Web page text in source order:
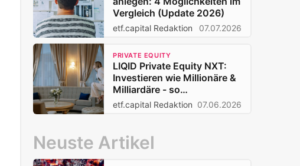
Vergleich (Update 2026)
etf.capital Redaktion 07.07.2026
PRIVATE EQUITY
LIQID Private Equity NXT:
Investieren wie Millionäre &
Milliardäre - so
funktioniert's
etf.capital Redaktion 07.06.2026
Neuste Artikel